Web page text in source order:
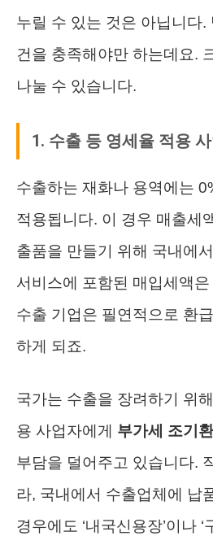
누릴 수 있는 것은 아닙니다.
건을 충족해야만 하는데요.
나눌 수 있습니다.
1. 수출 등 영세율 적용
수출하는 재화나 용역에는
적용됩니다. 이 경우 매출세
출품을 만들기 위해 국내에
서비스에 포함된 매입세액
수출 기업은 필연적으로 환
하게 되죠.
국가는 수출을 장려하기 위
용 사업자에게 부가세 조기
부담을 덜어주고 있습니다.
라, 국내에서 수출업체에 납
경우에도 ‘내국신용장’이나 ‘